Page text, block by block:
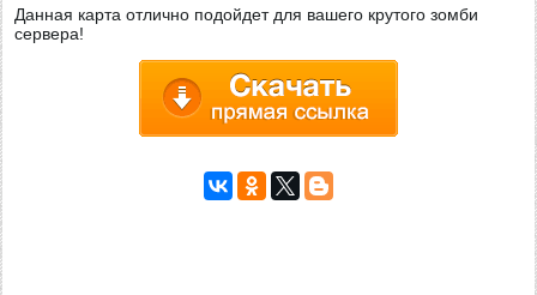
Данная карта отлично подойдет для вашего крутого зомби
сервера!